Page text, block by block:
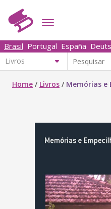
Brasil Portugal España
Home / Livros / Memórias e